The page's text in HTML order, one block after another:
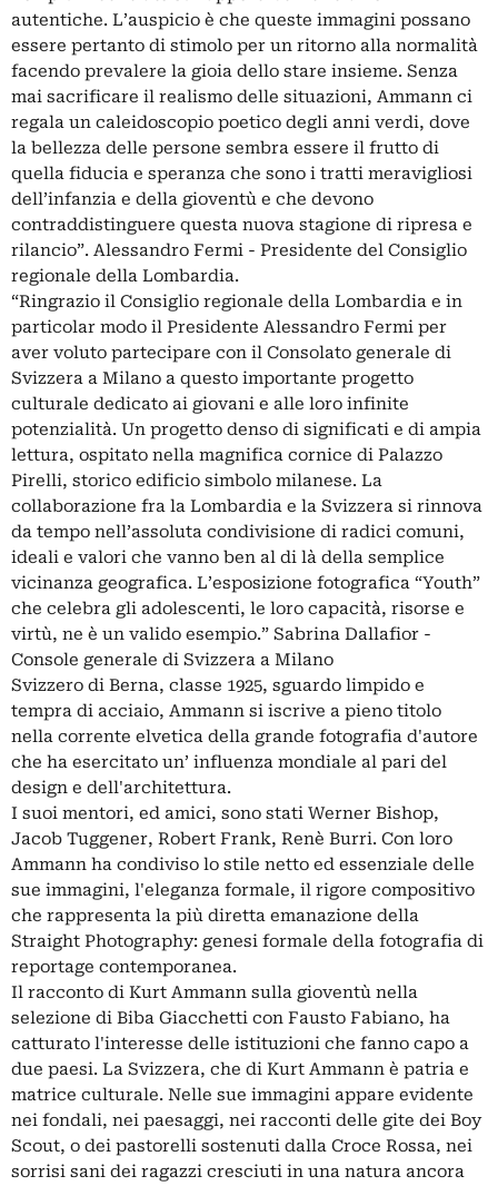
autentiche. L’auspicio è che queste immagini possano
essere pertanto di stimolo per un ritorno alla normalità
facendo prevalere la gioia dello stare insieme. Senza
mai sacrificare il realismo delle situazioni, Ammann ci
regala un caleidoscopio poetico degli anni verdi, dove
la bellezza delle persone sembra essere il frutto di
quella fiducia e speranza che sono i tratti meravigliosi
dell’infanzia e della gioventù e che devono
contraddistinguere questa nuova stagione di ripresa e
rilancio”. Alessandro Fermi - Presidente del Consiglio
regionale della Lombardia.
“Ringrazio il Consiglio regionale della Lombardia e in
particolar modo il Presidente Alessandro Fermi per
aver voluto partecipare con il Consolato generale di
Svizzera a Milano a questo importante progetto
culturale dedicato ai giovani e alle loro infinite
potenzialità. Un progetto denso di significati e di ampia
lettura, ospitato nella magnifica cornice di Palazzo
Pirelli, storico edificio simbolo milanese. La
collaborazione fra la Lombardia e la Svizzera si rinnova
da tempo nell’assoluta condivisione di radici comuni,
ideali e valori che vanno ben al di là della semplice
vicinanza geografica. L’esposizione fotografica “Youth”
che celebra gli adolescenti, le loro capacità, risorse e
virtù, ne è un valido esempio.” Sabrina Dallafior -
Console generale di Svizzera a Milano
Svizzero di Berna, classe 1925, sguardo limpido e
tempra di acciaio, Ammann si iscrive a pieno titolo
nella corrente elvetica della grande fotografia d'autore
che ha esercitato un’ influenza mondiale al pari del
design e dell'architettura.
I suoi mentori, ed amici, sono stati Werner Bishop,
Jacob Tuggener, Robert Frank, Renè Burri. Con loro
Ammann ha condiviso lo stile netto ed essenziale delle
sue immagini, l'eleganza formale, il rigore compositivo
che rappresenta la più diretta emanazione della
Straight Photography: genesi formale della fotografia di
reportage contemporanea.
Il racconto di Kurt Ammann sulla gioventù nella
selezione di Biba Giacchetti con Fausto Fabiano, ha
catturato l'interesse delle istituzioni che fanno capo a
due paesi. La Svizzera, che di Kurt Ammann è patria e
matrice culturale. Nelle sue immagini appare evidente
nei fondali, nei paesaggi, nei racconti delle gite dei Boy
Scout, o dei pastorelli sostenuti dalla Croce Rossa, nei
sorrisi sani dei ragazzi cresciuti in una natura ancora